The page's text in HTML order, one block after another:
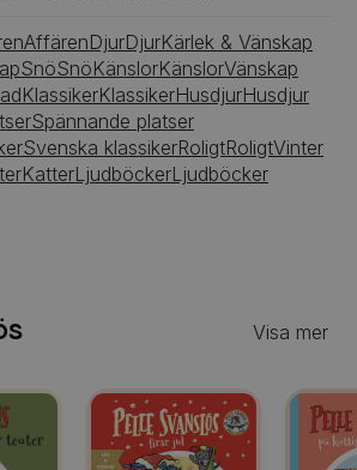
AffärenDjurDjurKärlek & Vänskap
SnöSnöKänslorKänslorVänskap
KlassikerKlassikerHusdjurHusdjur
Spännande platser
Svenska klassikerRoligtRoligtVinter
KatterLjudböckerLjudböcker
Visa mer